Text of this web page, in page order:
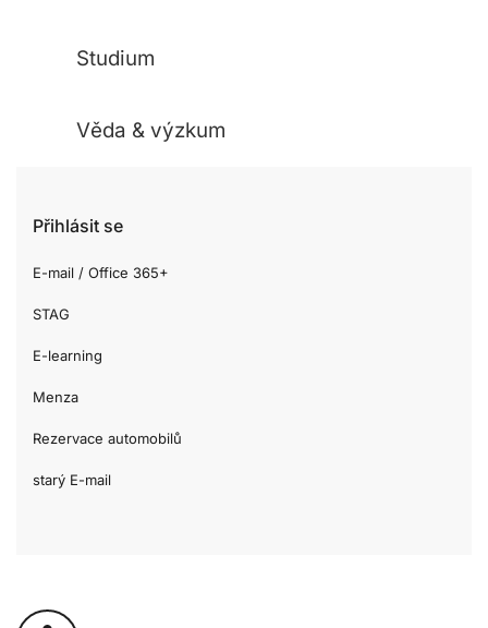
Studium
Věda & výzkum
Přihlásit se
E-mail / Office 365+
STAG
E-learning
Menza
Rezervace automobilů
starý E-mail